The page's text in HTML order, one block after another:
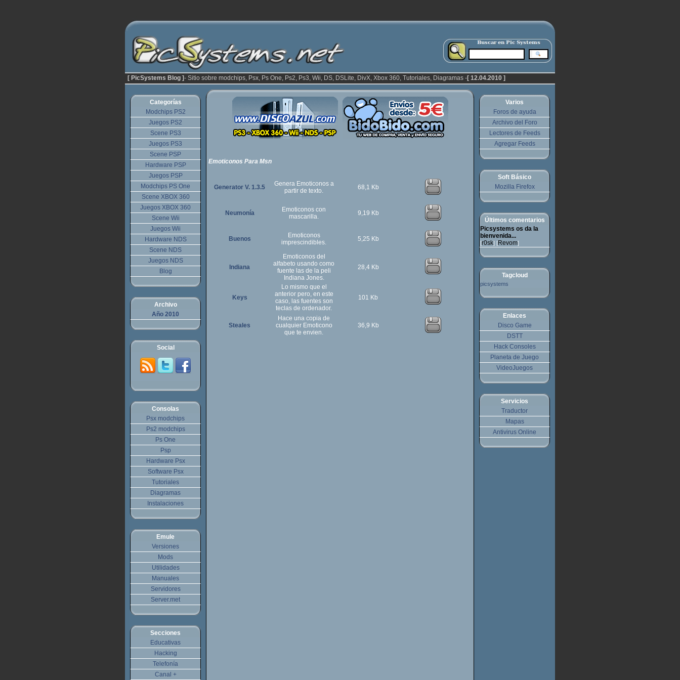
[ PicSystems Blog ]- Sitio sobre modchips, Psx, Ps One, Ps2, Ps3, Wii, DS, DSLite, DivX, Xbox 360, Tutoriales, Diagramas -[ 12.04.2010 ]
Categorías
Modchips PS2
Juegos PS2
Scene PS3
Juegos PS3
Scene PSP
Hardware PSP
Juegos PSP
Modchips PS One
Scene XBOX 360
Juegos XBOX 360
Scene Wii
Juegos Wii
Hardware NDS
Scene NDS
Juegos NDS
Blog
Archivo
Año 2010
Social
Consolas
Psx modchips
Ps2 modchips
Ps One
Psp
Hardware Psx
Software Psx
Tutoriales
Diagramas
Instalaciones
Emule
Versiones
Mods
Utilidades
Manuales
Servidores
Server.met
Secciones
Educativas
Hacking
Telefonía
Canal +
Emoticonos Para Msn
Generator V. 1.3.5
Genera Emoticonos a
partir de texto.
68,1 Kb
Neumonía
Emoticonos con
mascarilla.
9,19 Kb
Buenos
Emoticonos
imprescindibles.
5,25 Kb
Indiana
Emoticonos del
alfabeto usando como
fuente las de la peli
Indiana Jones.
28,4 Kb
Keys
Lo mismo que el
anterior pero, en este
caso, las fuentes son
teclas de ordenador.
101 Kb
Steales
Hace una copia de
cualquier Emoticono
que te envien.
36,9 Kb
Varios
Foros de ayuda
Archivo del Foro
Lectores de Feeds
Agregar Feeds
Soft Básico
Mozilla Firefox
Últimos comentarios
Picsystems os da la
bienvenida...
[r0sk] [Revom]
Tagcloud
picsystems
Enlaces
Disco Game
DSTT
Hack Consoles
Planeta de Juego
VideoJuegos
Servicios
Traductor
Mapas
Antivirus Online